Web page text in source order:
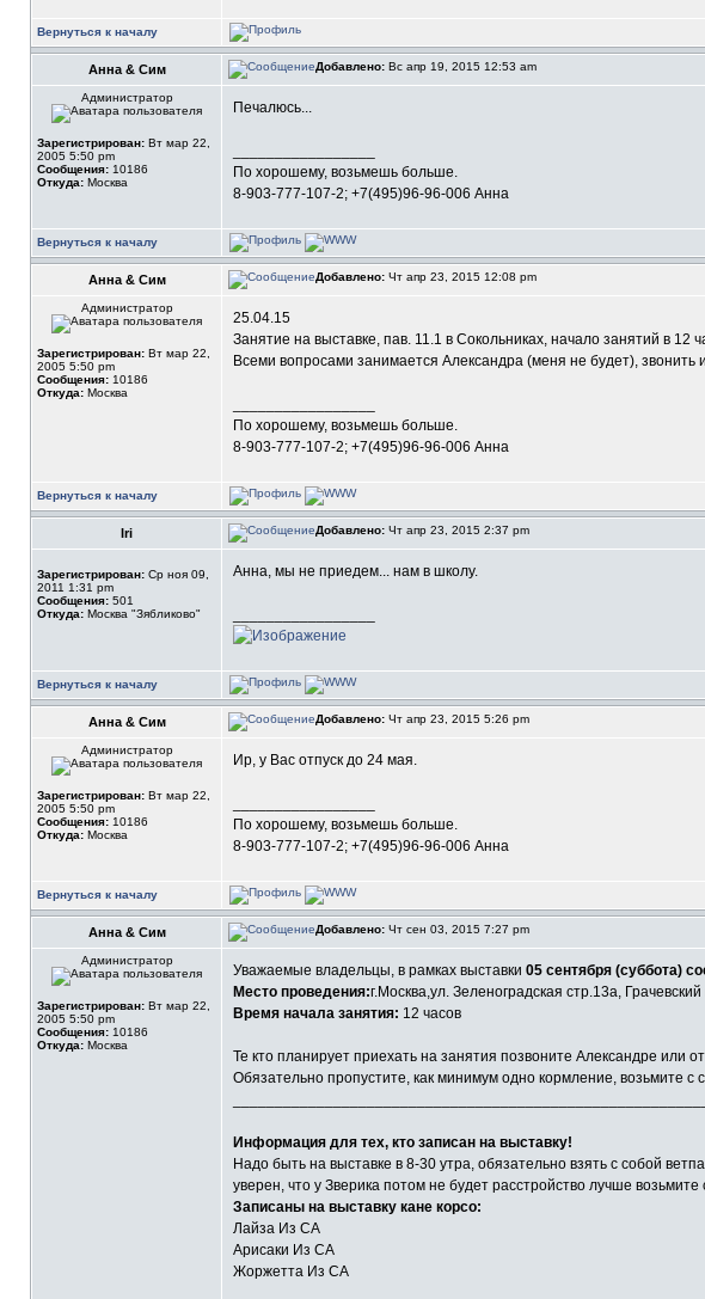
Вернуться к началу
Анна & Сим Добавлено: Вс апр 19, 2015 12:53 am
Администратор
Зарегистрирован: Вт мар 22,
2005 5:50 pm
Сообщения: 10186
Откуда: Москва
Печалюсь...
По хорошему, возьмешь больше.
8-903-777-107-2; +7(495)96-96-006 Анна
Вернуться к началу
Анна & Сим Добавлено: Чт апр 23, 2015 12:08 pm
Администратор
Зарегистрирован: Вт мар 22,
2005 5:50 pm
Сообщения: 10186
Откуда: Москва
25.04.15
Занятие на выставке, пав. 11.1 в Сокольниках, начало занятий в 12
Всеми вопросами занимается Александра (меня не будет), звонить
По хорошему, возьмешь больше.
8-903-777-107-2; +7(495)96-96-006 Анна
Вернуться к началу
Iri Добавлено: Чт апр 23, 2015 2:37 pm
Зарегистрирован: Ср ноя 09,
2011 1:31 pm
Сообщения: 501
Откуда: Москва "Зябликово"
Анна, мы не приедем... нам в школу.
Вернуться к началу
Анна & Сим Добавлено: Чт апр 23, 2015 5:26 pm
Администратор
Зарегистрирован: Вт мар 22,
2005 5:50 pm
Сообщения: 10186
Откуда: Москва
Ир, у Вас отпуск до 24 мая.
По хорошему, возьмешь больше.
8-903-777-107-2; +7(495)96-96-006 Анна
Вернуться к началу
Анна & Сим Добавлено: Чт сен 03, 2015 7:27 pm
Администратор
Зарегистрирован: Вт мар 22,
2005 5:50 pm
Сообщения: 10186
Откуда: Москва
Уважаемые владельцы, в рамках выставки 05 сентября (суббота)
Место проведения:г.Москва,ул. Зеленоградская стр.13а,
Время начала занятия: 12 часов
Те кто планирует приехать на занятия позвоните Александре или
Обязательно пропустите, как минимум одно кормление, возьмите с
Информация для тех, кто записан на выставку!
Надо быть на выставке в 8-30 утра, обязательно взять с собой
уверен, что у Зверика потом не будет расстройство лучше возьмите
Записаны на выставку кане корсо:
Лайза Из СА
Арисаки Из СА
Жоржетта Из СА